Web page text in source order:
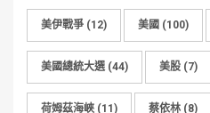
美伊戰爭 (12) 美國 (100)
美國總統大選(44) 美股 (7)
荷姆茲海峽 (11) 蔡依林 (8)